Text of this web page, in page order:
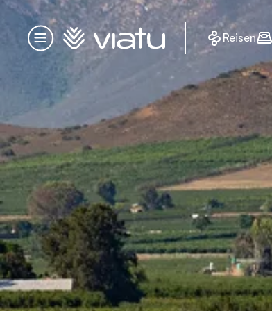
Menü
Startseite Reisen